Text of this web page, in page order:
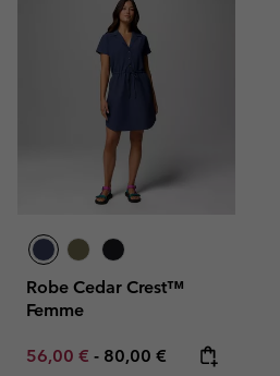
Robe Cedar Crest™
Femme
Minimum sale price:
56,00 € - Maximum price:
80,00 €